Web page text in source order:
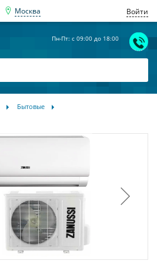
Москва Войти
Пн-Пт: с 09:00 до 18:00
Бытовые